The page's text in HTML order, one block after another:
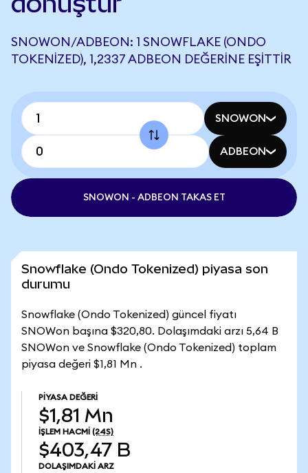
SNOWON/ADBEON: 1 SNOWFLAKE (ONDO
TOKENIZED), 1,2337 ADBEON DEĞERINE EŞITTIR
SNOWON
ADBEON
SNOWON - ADBEON TAKAS ET
Snowflake (Ondo Tokenized) piyasa son
durumu
Snowflake (Ondo Tokenized) güncel fiyatı
SNOWon başına $320,80. Dolaşımdaki arzı 5,64 B
SNOWon ve Snowflake (Ondo Tokenized) toplam
piyasa değeri $1,81 Mn .
PIYASA DEĞERI
$1,81 Mn
İŞLEM HACMI (24S)
$403,47 B
DOLAŞIMDAKI ARZ